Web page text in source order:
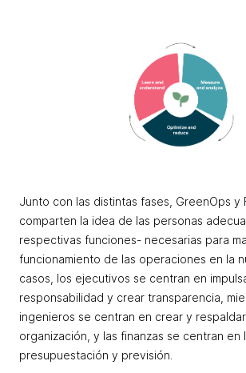
Junto con las distintas fases, GreenOps y
comparten la idea de las personas
respectivas funciones- necesarias para
funcionamiento de las operaciones en la
casos, los ejecutivos se centran en
responsabilidad y crear transparencia,
ingenieros se centran en crear y
organización, y las finanzas se centran en
presupuestación y previsión.